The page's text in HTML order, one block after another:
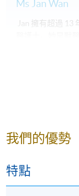
學銜
進修學院獲准頒
現時接受報名
Ms Jan Wan
Jan 擁有超過
構及獸醫診所合
有系統地學習醫
業界開創更多學
養，讓寵物與主
我們的優勢
特點